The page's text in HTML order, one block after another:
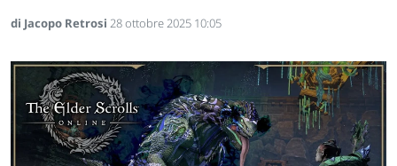
di Jacopo Retrosi 28 ottobre 2025 10:05